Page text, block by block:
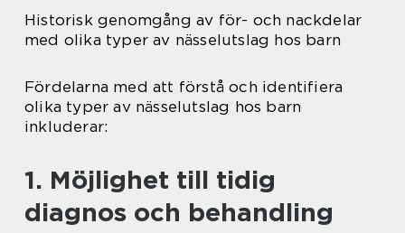
Historisk genomgång av för- och nackdelar
med olika typer av nässelutslag hos barn
Fördelarna med att förstå och identifiera
olika typer av nässelutslag hos barn
inkluderar:
1. Möjlighet till tidig
diagnos och behandling